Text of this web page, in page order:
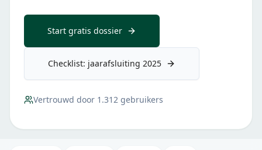
Start gratis dossier
Checklist: jaarafsluiting 2025
Vertrouwd door 1.312 gebruikers